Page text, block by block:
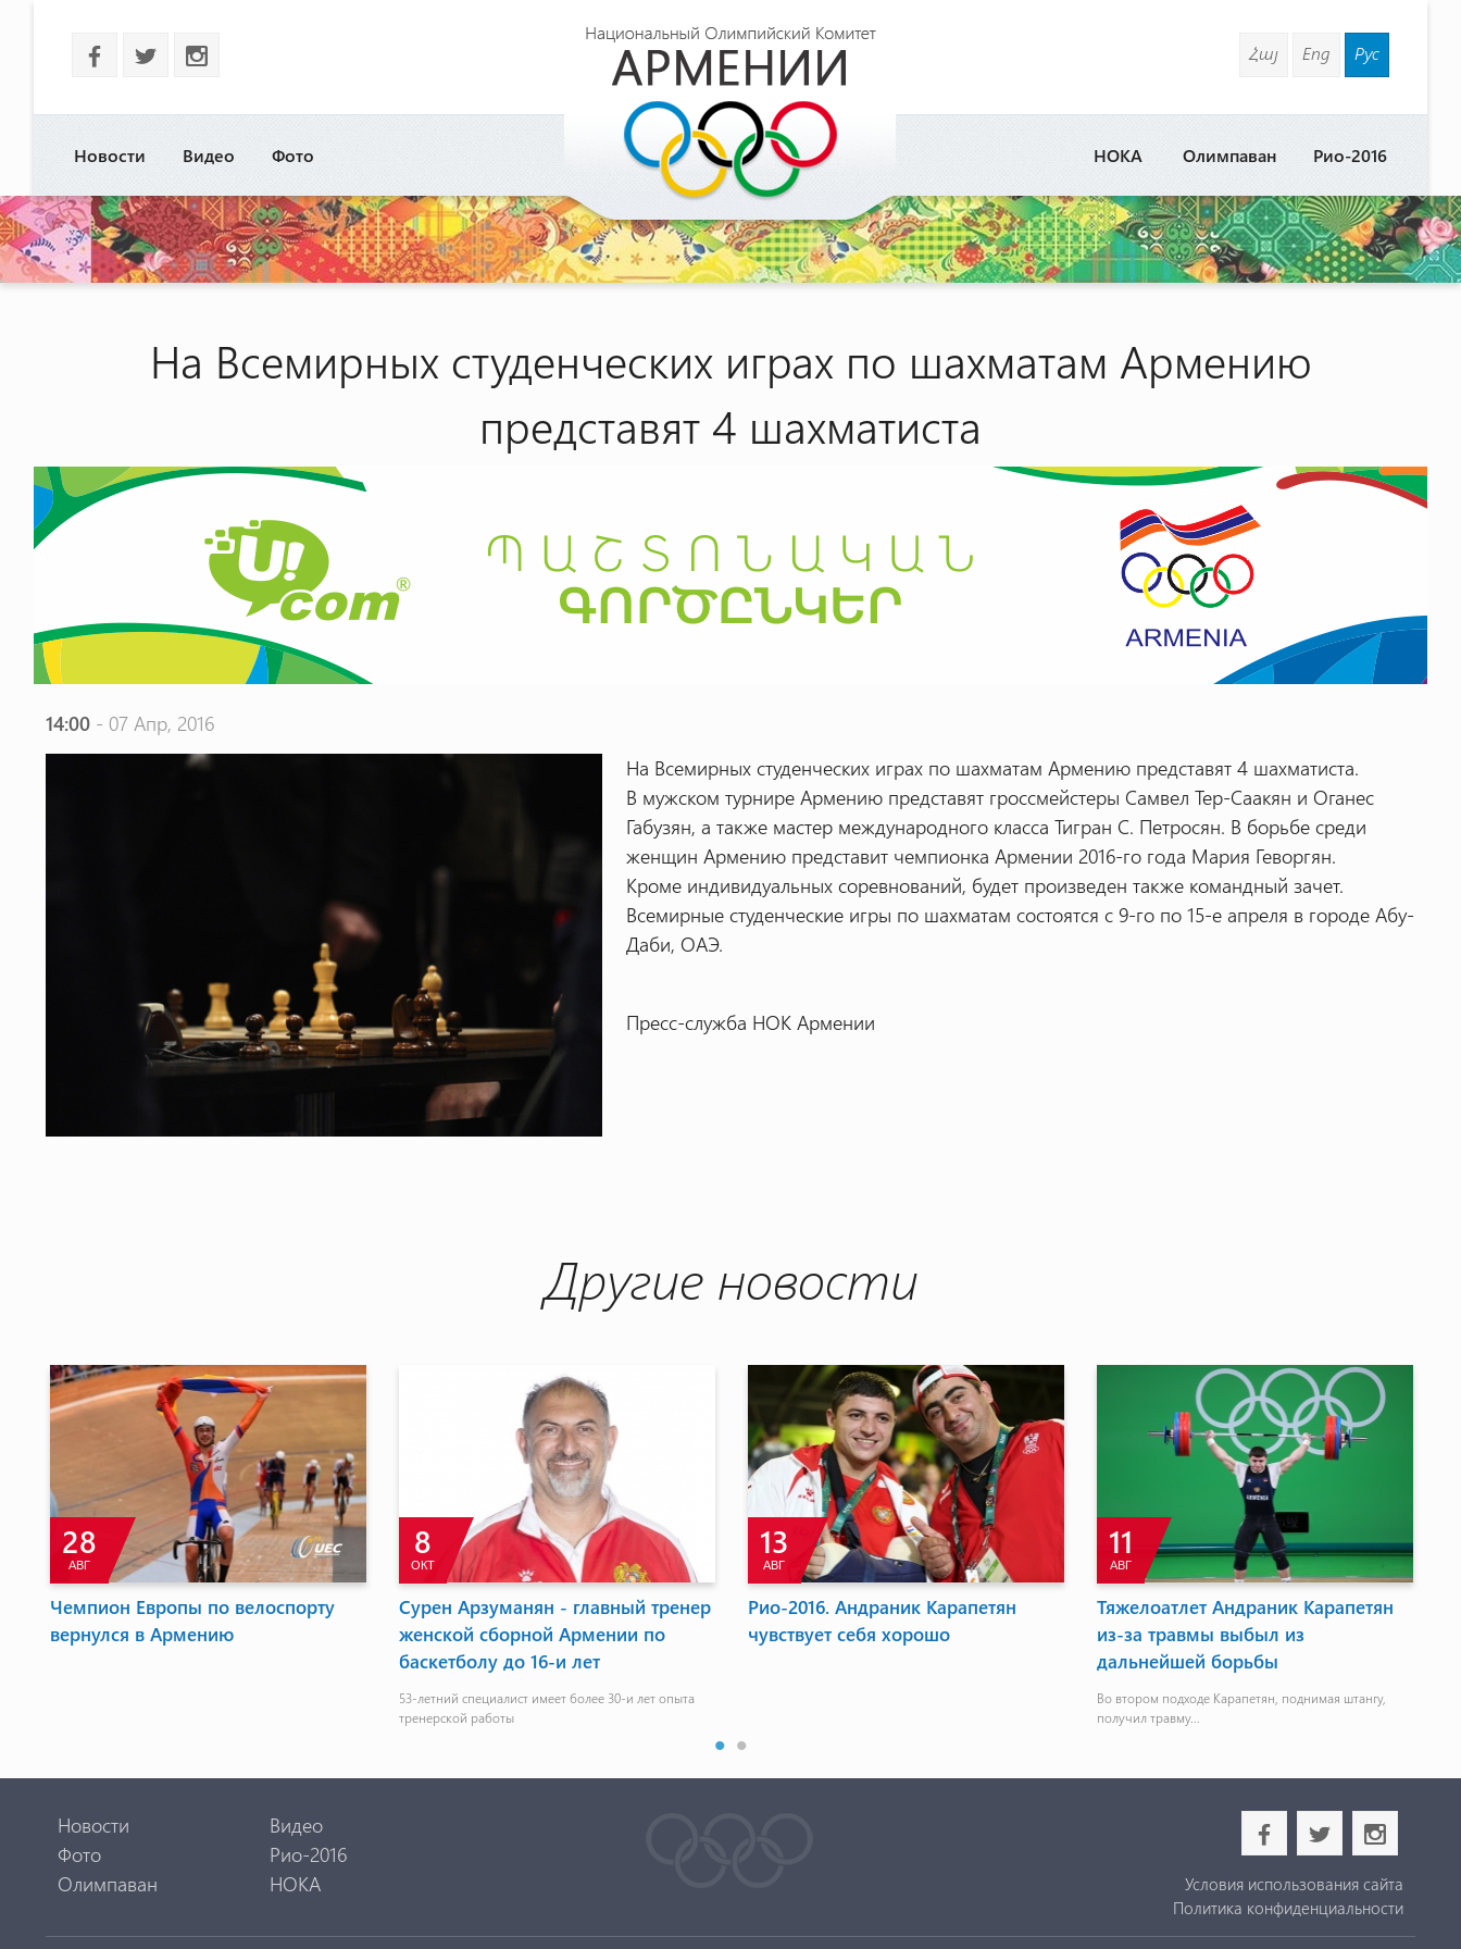
b a x Հայ Eng Рус
Новости Видео Фото Рио-2016
Олимпаван
НОКА
На Всемирных студенческих играх по шахматам Армению
представят 4 шахматиста
14:00 - 07 Апр, 2016
На Всемирных студенческих играх по шахматам Армению представят 4 шахматиста.
В мужском турнире Армению представят гроссмейстеры Самвел Тер-Саакян и Оганес
Габузян, а также мастер международного класса Тигран С. Петросян. В борьбе среди
женщин Армению представит чемпионка Армении 2016-го года Мария Геворгян.
Кроме индивидуальных соревнований, будет произведен также командный зачет.
Всемирные студенческие игры по шахматам состоятся с 9-го по 15-е апреля в городе Абу-
Даби, ОАЭ.
Пресс-служба НОК Армении
Другие новости
28
АВГ
Чемпион Европы по велоспорту
вернулся в Армению
8
ОКТ
Сурен Арзуманян - главный тренер
женской сборной Армении по
баскетболу до 16-и лет
53-летний специалист имеет более 30-и лет опыта
тренерской работы
13
АВГ
Рио-2016. Андраник Карапетян
чувствует себя хорошо
11
АВГ
Тяжелоатлет Андраник Карапетян
из-за травмы выбыл из
дальнейшей борьбы
Во втором подходе Карапетян, поднимая штангу,
получил травму...
Новости
Видео
Фото
Рио-2016
Олимпаван
НОКА
b a x
Условия использования сайта
Политика конфиденциальности